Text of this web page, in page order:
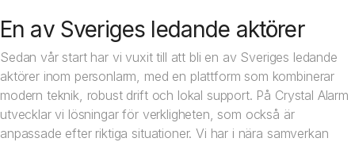
En av Sveriges ledande aktörer
Sedan vår start har vi vuxit till att bli en av Sveriges ledande
aktörer inom personlarm, med en plattform som kombinerar
modern teknik, robust drift och lokal support. På Crystal Alarm
utvecklar vi lösningar för verkligheten, som också är
anpassade efter riktiga situationer. Vi har i nära samverkan